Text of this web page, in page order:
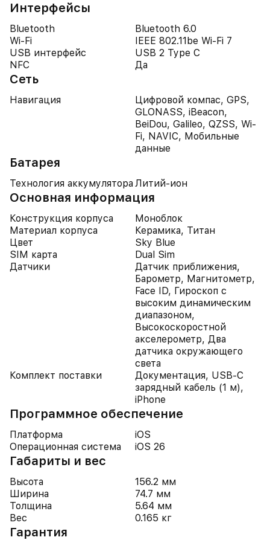
Интерфейсы
Bluetooth
Bluetooth 6.0
Wi-Fi
IEEE 802.11be Wi-Fi 7
USB интерфейс
USB 2 Type C
NFC
Да
Сеть
Навигация
Цифровой компас, GPS,
GLONASS, iBeacon,
BeiDou, Galileo, QZSS, Wi-
Fi, NAVIC, Мобильные
данные
Батарея
Технология аккумулятора Литий-ион
Основная информация
Конструкция корпуса
Моноблок
Материал корпуса
Керамика, Титан
Цвет
Sky Blue
SIM карта
Dual Sim
Датчики
Датчик приближения,
Барометр, Магнитометр,
Face ID, Гироскоп с
высоким динамическим
диапазоном,
Высокоскоростной
акселерометр, Два
датчика окружающего
света
Комплект поставки
Документация, USB-C
зарядный кабель (1 м),
iPhone
Программное обеспечение
Платформа
iOS
Операционная система
iOS 26
Габариты и вес
Высота
156.2 мм
Ширина
74.7 мм
Толщина
5.64 мм
Вес
0.165 кг
Гарантия